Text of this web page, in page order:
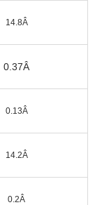
14.8Â
0.37Â
0.13Â
14.2Â
0.2Â